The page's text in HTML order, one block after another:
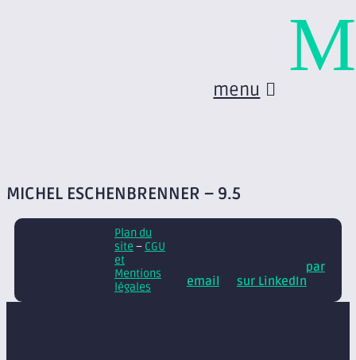
menu
MICHEL ESCHENBRENNER – 9.5
Plan du
site – CGU
et
Mentions
légales
par
email
sur LinkedIn
M